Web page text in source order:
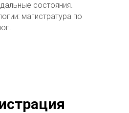
состояния.
магистратура по